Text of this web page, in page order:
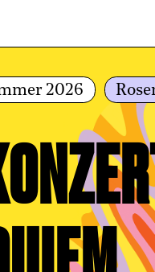
Zum
2026